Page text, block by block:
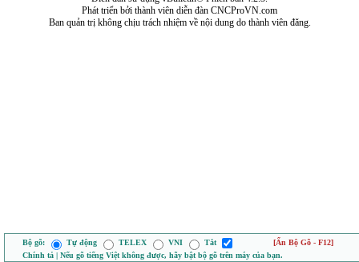
Phát triển bởi thành viên diễn đàn CNCProVN.com
Ban quản trị không chịu trách nhiệm về nội dung do thành viên đăng.
Bộ gõ: Tự động TELEX VNI Tắt
[Ẩn Bộ Gõ - F12]
Chính tả | Nếu gõ tiếng Việt không được, hãy bật bộ gõ trên máy của bạn.